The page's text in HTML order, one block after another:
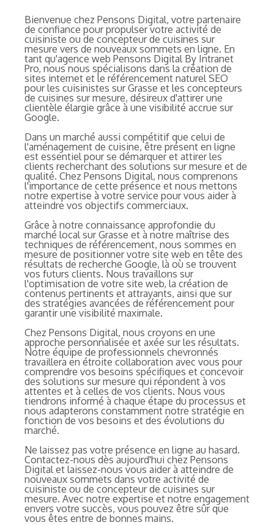
Bienvenue chez Pensons Digital, votre partenaire
de confiance pour propulser votre activité de
cuisiniste ou de concepteur de cuisines sur
mesure vers de nouveaux sommets en ligne. En
tant qu'agence web Pensons Digital By Intranet
Pro, nous nous spécialisons dans la création de
sites internet et le référencement naturel SEO
pour les cuisinistes sur Grasse et les concepteurs
de cuisines sur mesure, désireux d'attirer une
clientèle élargie grâce à une visibilité accrue sur
Google.
Dans un marché aussi compétitif que celui de
l'aménagement de cuisine, être présent en ligne
est essentiel pour se démarquer et attirer les
clients recherchant des solutions sur mesure et de
qualité. Chez Pensons Digital, nous comprenons
l'importance de cette présence et nous mettons
notre expertise à votre service pour vous aider à
atteindre vos objectifs commerciaux.
Grâce à notre connaissance approfondie du
marché local sur Grasse et à notre maîtrise des
techniques de référencement, nous sommes en
mesure de positionner votre site web en tête des
résultats de recherche Google, là où se trouvent
vos futurs clients. Nous travaillons sur
l'optimisation de votre site web, la création de
contenus pertinents et attrayants, ainsi que sur
des stratégies avancées de référencement pour
garantir une visibilité maximale.
Chez Pensons Digital, nous croyons en une
approche personnalisée et axée sur les résultats.
Notre équipe de professionnels chevronnés
travaillera en étroite collaboration avec vous pour
comprendre vos besoins spécifiques et concevoir
des solutions sur mesure qui répondent à vos
attentes et à celles de vos clients. Nous vous
tiendrons informé à chaque étape du processus et
nous adapterons constamment notre stratégie en
fonction de vos besoins et des évolutions du
marché.
Ne laissez pas votre présence en ligne au hasard.
Contactez-nous dès aujourd'hui chez Pensons
Digital et laissez-nous vous aider à atteindre de
nouveaux sommets dans votre activité de
cuisiniste ou de concepteur de cuisines sur
mesure. Avec notre expertise et notre engagement
envers votre succès, vous pouvez être sûr que
vous êtes entre de bonnes mains.